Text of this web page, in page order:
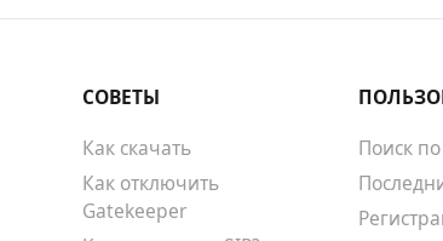
СОВЕТЫ
Как скачать
Как отключить
Gatekeeper
Поиск